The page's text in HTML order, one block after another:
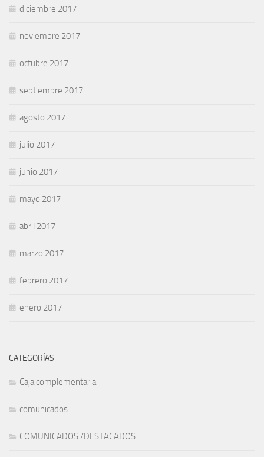
diciembre 2017
noviembre 2017
octubre 2017
septiembre 2017
agosto 2017
julio 2017
junio 2017
mayo 2017
abril 2017
marzo 2017
febrero 2017
enero 2017
CATEGORÍAS
Caja complementaria
comunicados
COMUNICADOS /DESTACADOS